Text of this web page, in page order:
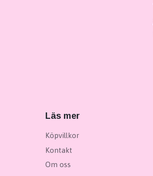
Läs mer
Köpvillkor
Kontakt
Om oss